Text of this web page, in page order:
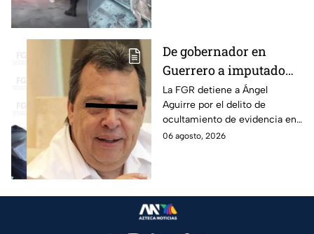
De gobernador en
Guerrero a imputado
por la "Verdad
Histórica"; Así fue como
Ángel Aguirre obstruyó
la justicia en caso
La FGR detiene a Ángel
Aguirre por el delito de
ocultamiento de evidencia en
el caso Ayotzinapa. Esta es la
06 agosto, 2026